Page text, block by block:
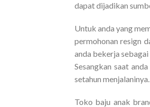
dapat dijadikan
Untuk anda yang
permohonan resign
anda bekerja
Sesangkan saat
setahun
Toko baju anak